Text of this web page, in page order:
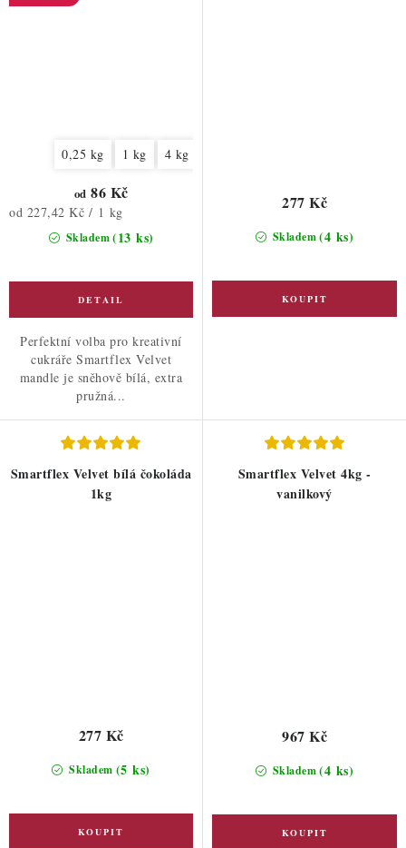
0,25 kg 1 kg 4 kg
Skladem(13 ks)
od 86 Kč
Měrná
od 227,42 Kč / 1 kg
Perfektní volba pro kreativní
cukráře Smartflex Velvet
mandle je sněhově bílá, extra
pružná...
Skladem(4 ks)
277 Kč
Smartflex Velvet bílá čokoláda
1kg
Skladem (5 ks)
277 Kč
Smartflex Velvet 4kg -
vanilkový
Skladem(4 ks)
967 Kč